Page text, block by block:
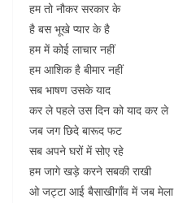
हम तो नौकर सरकार के
है बस भूखे प्यार के है
हम में कोई लाचार नहीं
हम आशिक है बीमार नहीं
सब भाषण उसके याद
कर ले पहले उस दिन को याद कर ले
जब जग छिदे बारूद फट
सब अपने घरों में सोए रहे
हम जागे खड़े करने सबकी राखी
ओ जट्टा आई बैसाखीगाँव में जब मेला